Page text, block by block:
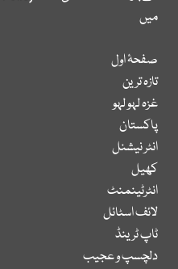
میں
صفحۂ اول
تازہ ترین
غزہ لہو لہو
پاکستان
انٹر نیشنل
کھیل
انٹرٹینمنٹ
لائف اسٹائل
ٹاپ ٹرینڈ
دلچسپ و عجیب